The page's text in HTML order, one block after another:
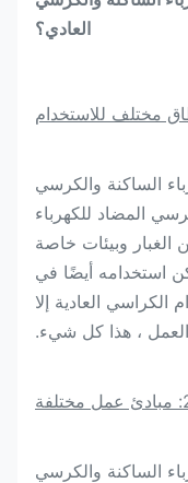
العادي؟
الساكنة والكرسي
المضاد للكهرباء
الغبار وبيئات خاصة
استخدامه أيضًا في
الكراسي العادية إلا
العمل ، هذا كل شيء.
الساكنة والكرسي